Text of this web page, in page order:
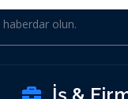
haberdar olun.